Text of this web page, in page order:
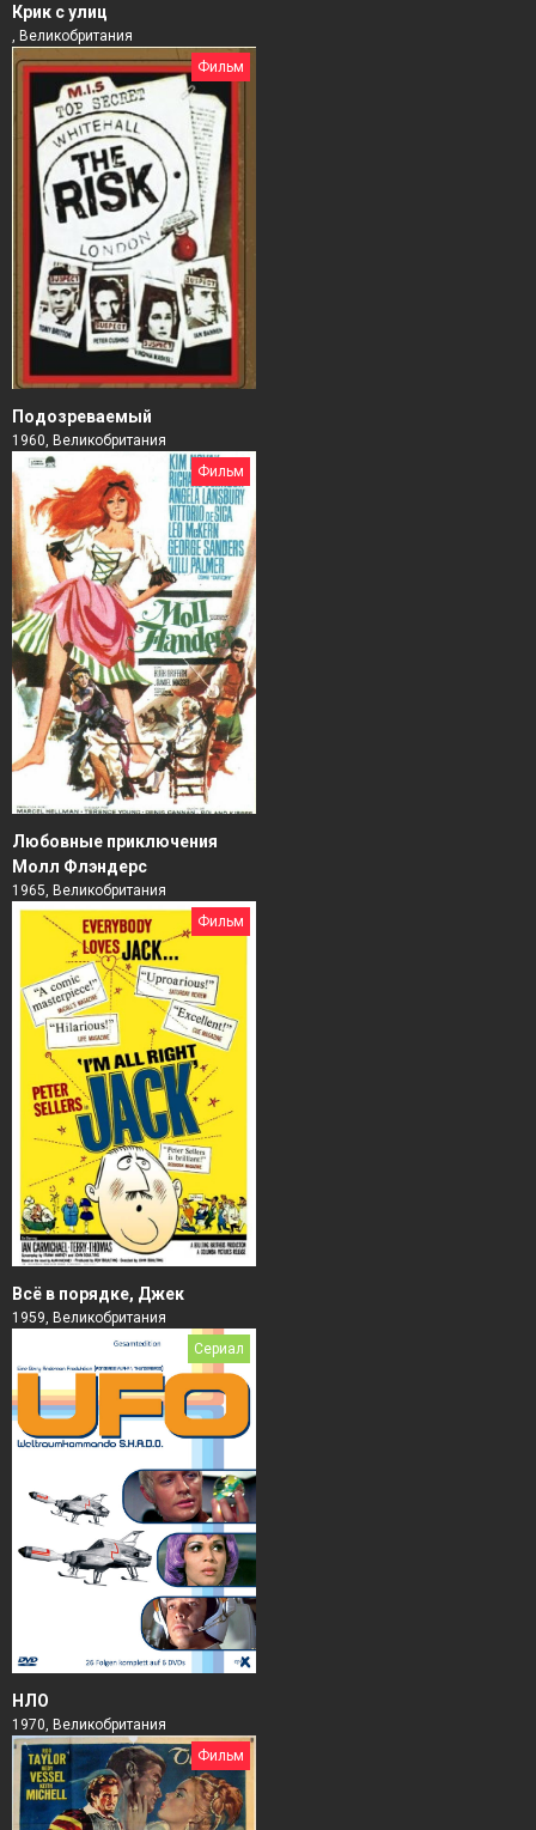
Крик с улиц
, Великобритания
Фильм
Подозреваемый
1960, Великобритания
Фильм
Любовные приключения
Молл Флэндерс
1965, Великобритания
Фильм
Всё в порядке, Джек
1959, Великобритания
Сериал
НЛО
1970, Великобритания
Фильм